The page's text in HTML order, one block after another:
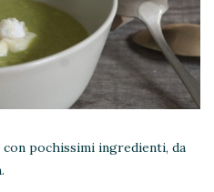
pochissimi ingredienti, da